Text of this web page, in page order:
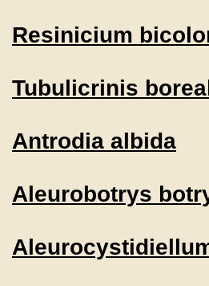
Resinicium
Tubulicrinis
Antrodia albida
Aleurobotrys